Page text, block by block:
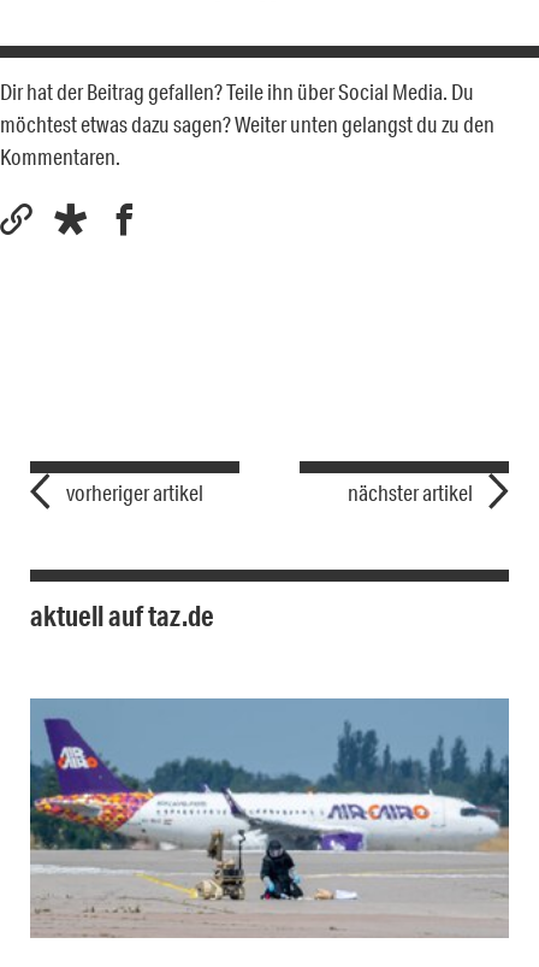
Dir hat der Beitrag gefallen? Teile ihn über Social Media. Du
möchtest etwas dazu sagen? Weiter unten gelangst du zu den
Kommentaren.
vorheriger artikel nächster artikel
aktuell auf taz.de